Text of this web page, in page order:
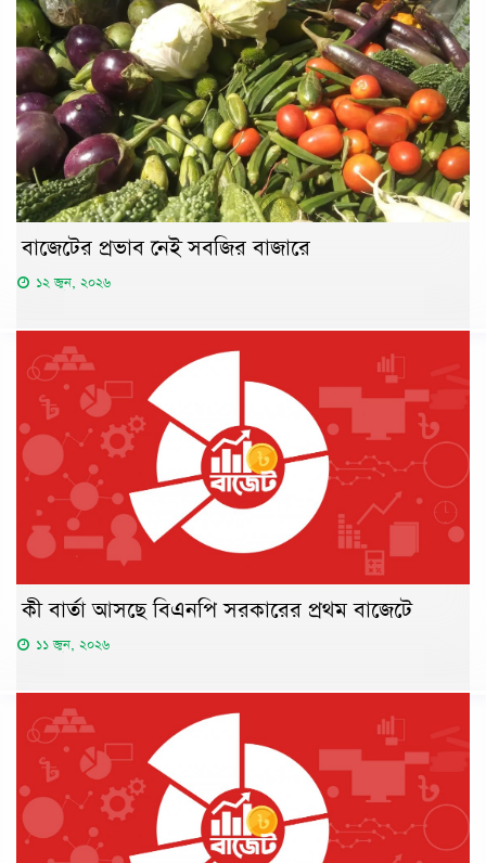
বাজেটের প্রভাব নেই সবজির বাজারে
১২ জুন, ২০২৬
কী বার্তা আসছে বিএনপি সরকারের প্রথম বাজেটে
১১ জুন, ২০২৬